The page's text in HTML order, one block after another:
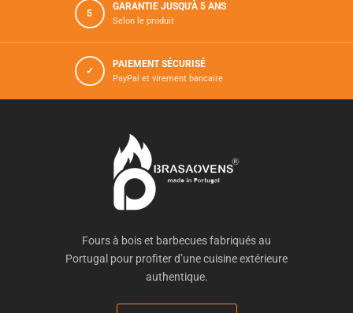
5
GARANTIE JUSQU'À 5 ANS
Selon le produit
✓
PAIEMENT SÉCURISÉ
PayPal et virement bancaire
Fours à bois et barbecues fabriqués au
Portugal pour profiter d’une cuisine extérieure
authentique.